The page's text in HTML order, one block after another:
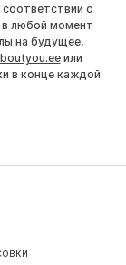
с
любой момент
на будущее,
или
в конце каждой